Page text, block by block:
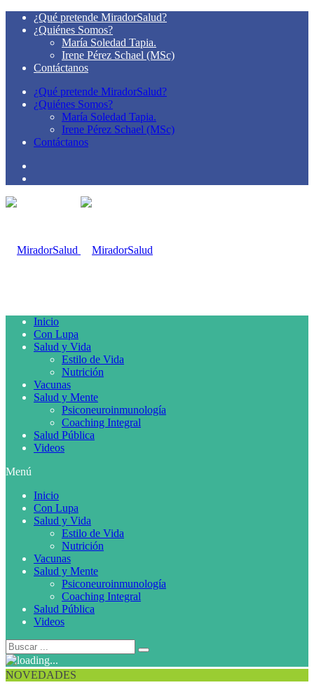
¿Qué pretende MiradorSalud?
¿Quiénes Somos?
María Soledad Tapia.
Irene Pérez Schael (MSc)
Contáctanos
¿Qué pretende MiradorSalud?
¿Quiénes Somos?
María Soledad Tapia.
Irene Pérez Schael (MSc)
Contáctanos
Inicio
Con Lupa
Salud y Vida
Estilo de Vida
Nutrición
Vacunas
Salud y Mente
Psiconeuroinmunología
Coaching Integral
Salud Pública
Videos
Menú
Inicio
Con Lupa
Salud y Vida
Estilo de Vida
Nutrición
Vacunas
Salud y Mente
Psiconeuroinmunología
Coaching Integral
Salud Pública
Videos
NOVEDADES